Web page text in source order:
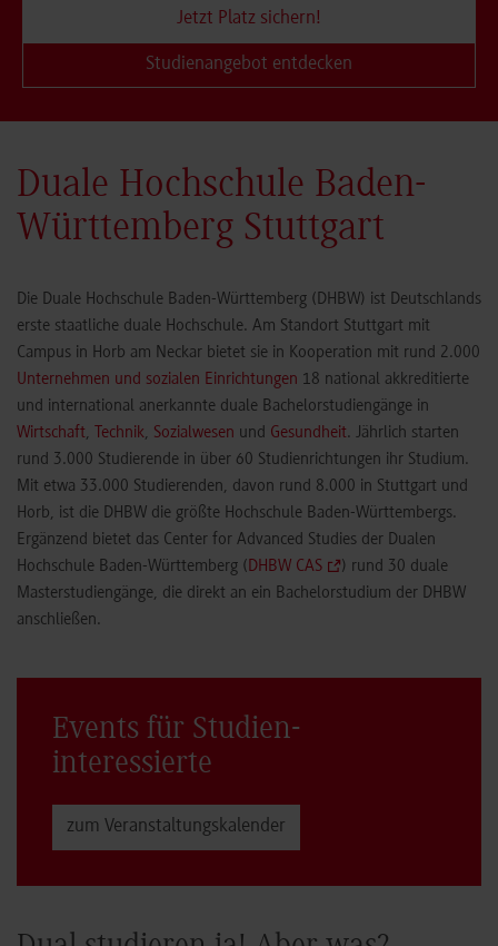
Jetzt Platz sichern!
Studienangebot entdecken
Duale Hochschule Baden-
Württemberg Stuttgart
Die Duale Hochschule Baden-Württemberg (DHBW) ist Deutschlands
erste staatliche duale Hochschule. Am Standort Stuttgart mit
Campus in Horb am Neckar bietet sie in Kooperation mit rund 2.000
Unternehmen und sozialen Einrichtungen 18 national akkreditierte
und international anerkannte duale Bachelorstudiengänge in
Wirtschaft, Technik, Sozialwesen und Gesundheit. Jährlich starten
rund 3.000 Studierende in über 60 Studienrichtungen ihr Studium.
Mit etwa 33.000 Studierenden, davon rund 8.000 in Stuttgart und
Horb, ist die DHBW die größte Hochschule Baden-Württembergs.
Ergänzend bietet das Center for Advanced Studies der Dualen
Hochschule Baden-Württemberg (DHBW CAS
) rund 30 duale
Masterstudiengänge, die direkt an ein Bachelorstudium der DHBW
anschließen.
Events für Studien­
interessierte
zum Veranstaltungs­kalender